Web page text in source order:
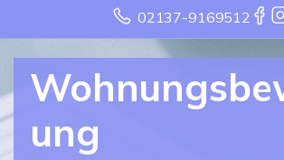
02137-9169512
ung